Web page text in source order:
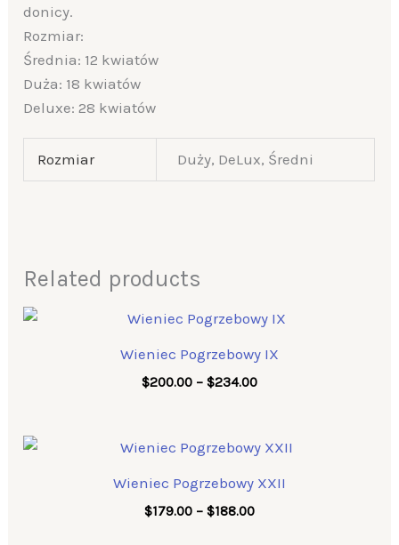
donicy.
Rozmiar:
Średnia: 12 kwiatów
Duża: 18 kwiatów
Deluxe: 28 kwiatów
Rozmiar Duży, DeLux, Średni
Related products
Wieniec Pogrzebowy IX
$200.00 – $234.00
Price
range:
$200.00
through
$234.00
Wieniec Pogrzebowy XXII
$179.00 – $188.00
Price
range:
$179.00
through
$188.00